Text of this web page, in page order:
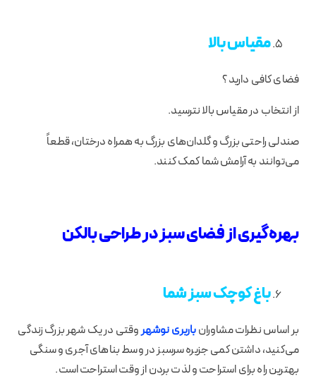
مقیاس بالا
فضای کافی دارید؟
از انتخاب در مقیاس بالا نترسید.
صندلی راحتی بزرگ و گلدان‌های بزرگ به همراه درختان، قطعاً
می‌توانند به آرامش شما کمک کنند.
بهره‌گیری از فضای سبز در طراحی بالکن
باغ کوچک سبز شما
بر اساس نظرات مشاورانباربری نوشهروقتی در یک شهر بزرگ زندگی
می‌کنید، داشتن کمی جزیره سرسبز در وسط بناهای آجری و سنگی
بهترین راه برای استراحت و لذت بردن از وقت استراحت است.